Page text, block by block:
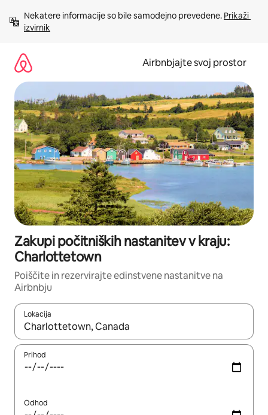
vsebino
Nekatere informacije so bile samodejno prevedene. Prikaži
izvirnik
Airbnbjajte svoj prostor
Zakupi počitniških nastanitev v kraju:
Charlottetown
Poiščite in rezervirajte edinstvene nastanitve na
Airbnbju
Lokacija
Ko so rezultati na voljo, krmarite s puščičnima tipkama gor in
Prihod
Odhod